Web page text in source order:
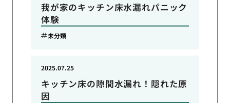
我が家のキッチン床水漏れパニック
体験
未分類
キッチン床の隙間水漏れ！隠れた原
因
2025.07.25